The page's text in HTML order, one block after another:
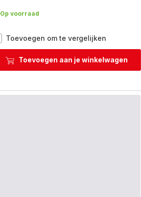
Toevoegen om te vergelijkenSnack
Collection
SW853D
platen
Toevoegen aan je winkelwagen
Op voorraad